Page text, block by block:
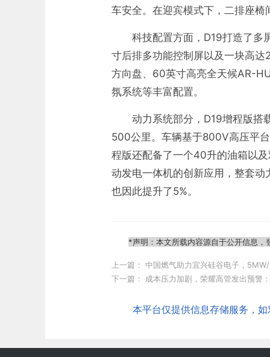
车安全。在迎宾模式下，二排座
科技配置方面，D19打造了多
寸后排多功能控制屏以及一块高
方向盘、60英寸高亮全天候AR-
氛系统等丰富配置。
动力系统部分，D19增程版搭
500公里。车辆基于800V高压平
程版还配备了一个40升的油箱以
动发电一体机的创新应用，整套
也因此提升了5%。
*声明：本文所载内容源自于公开信息
上一篇： 中国燃气助力宜兴硅谷电子，
下一篇： 成本压力加剧，荣耀高管发出预警
本平台仅提供信息存储服务，